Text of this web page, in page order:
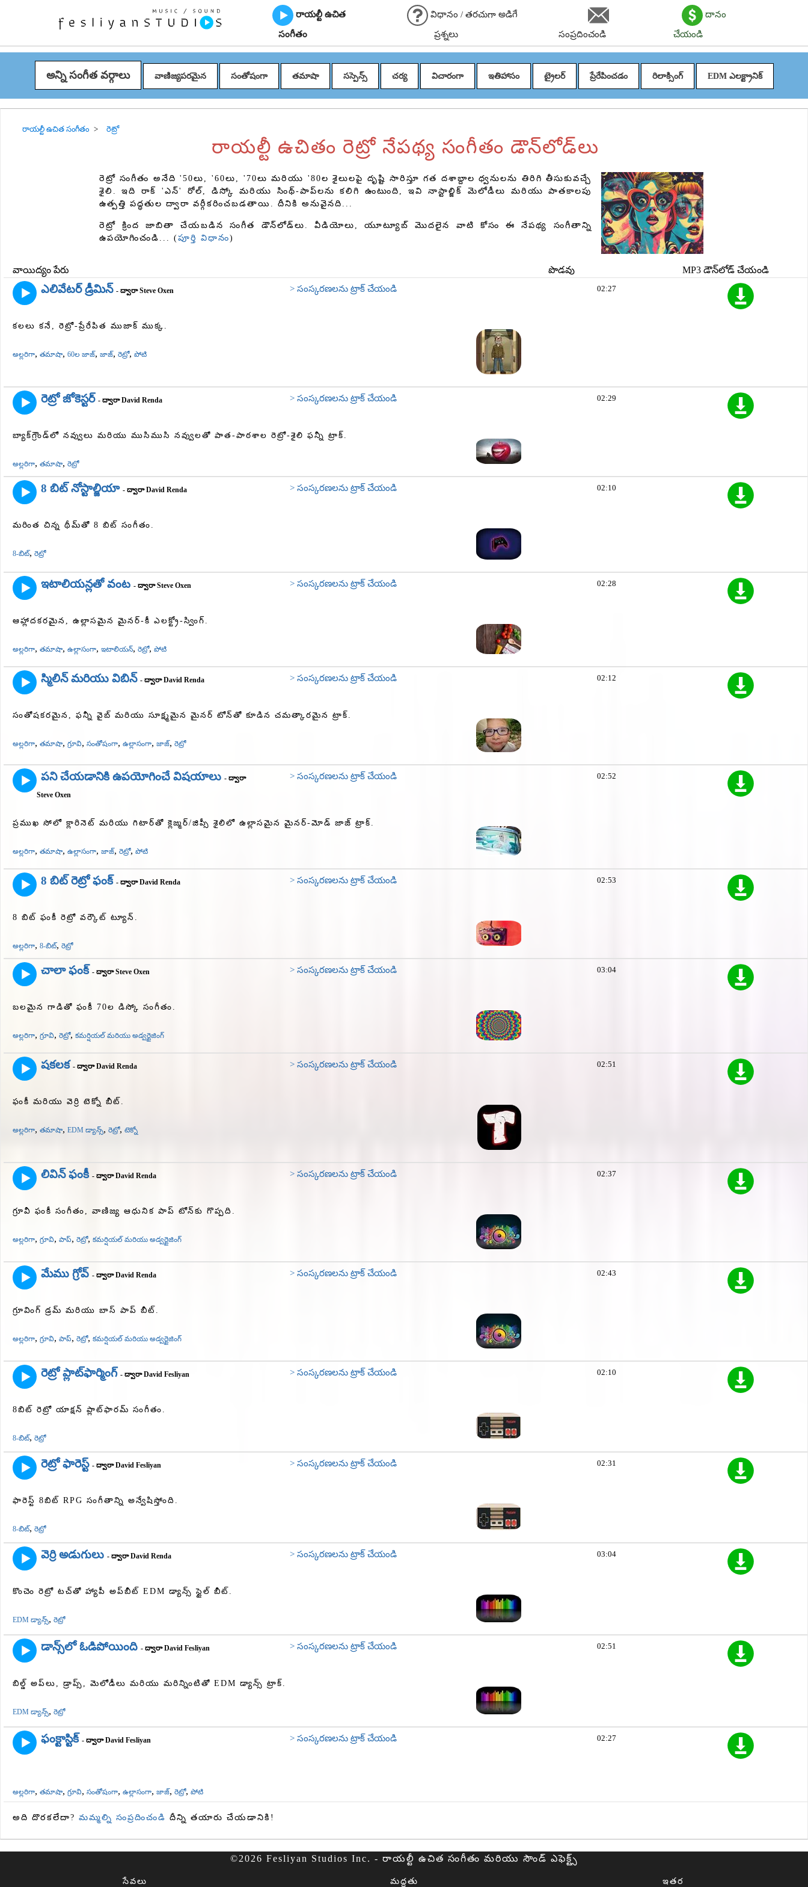
రాయల్టీ ఉచిత
సంగీతం
విధానం / తరచుగా అడిగే
ప్రశ్నలు సంప్రదించండి
దానం
చేయండి
అన్ని సంగీత వర్గాలు వాణిజ్యపరమైన సంతోషంగా తమాషా సస్పెన్స్ చర్య విచారంగా ఇతిహాసం ట్రైలర్ ప్రేరేపించడం రిలాక్సింగ్ EDM ఎలక్ట్రానిక్
రాయల్టీ ఉచిత సంగీతం రెట్రో
రాయల్టీ ఉచితం రెట్రో నేపథ్య సంగీతం డౌన్‌లోడ్‌లు
రెట్రో సంగీతం అనేది '50లు, '60లు, '70లు మరియు '80ల శైలులపై దృష్టి సారిస్తూ గత దశాబ్దాల ధ్వనులను తిరిగి తీసుకువచ్చే
శైలి. ఇది రాక్ 'ఎన్' రోల్, డిస్కో మరియు సింథ్-పాప్‌లను కలిగి ఉంటుంది, ఇవి నాస్టాల్జిక్ మెలోడీలు మరియు పాతకాలపు
ఉత్పత్తి పద్ధతుల ద్వారా వర్గీకరించబడతాయి. దీనికి అనువైనది...
రెట్రో క్రింద జాబితా చేయబడిన సంగీత డౌన్‌లోడ్‌లు. వీడియోలు, యూట్యూబ్ మొదలైన వాటి కోసం ఈ నేపథ్య సంగీతాన్ని
ఉపయోగించండి... (పూర్తి విధానం)
వాయిద్యం పేరు పొడవు MP3 డౌన్‌లోడ్ చేయండి
ఎలివేటర్ డ్రీమిన్ - ద్వారా Steve Oxen > సంస్కరణలను ట్రాక్ చేయండి
కలలు కనే, రెట్రో-ప్రేరేపిత ముజాక్ ముక్క.
అల్లరిగా, తమాషా, 60ల జాజ్, జాజ్, రెట్రో, పోటి
02:27
రెట్రో జోకెస్టర్ - ద్వారా David Renda > సంస్కరణలను ట్రాక్ చేయండి
బ్యాక్‌గ్రౌండ్‌లో నవ్వులు మరియు ముసిముసి నవ్వులతో పాత-పాఠశాల రెట్రో-శైలి ఫన్నీ ట్రాక్.
అల్లరిగా, తమాషా, రెట్రో
02:29
8 బిట్ నోస్టాల్జియా - ద్వారా David Renda > సంస్కరణలను ట్రాక్ చేయండి
మరింత చిన్న థీమ్‌తో 8 బిట్ సంగీతం.
8-బిట్, రెట్రో
02:10
ఇటాలియన్లతో వంట - ద్వారా Steve Oxen > సంస్కరణలను ట్రాక్ చేయండి
ఆహ్లాదకరమైన, ఉల్లాసమైన మైనర్-కీ ఎలక్ట్రో-స్వింగ్.
అల్లరిగా, తమాషా, ఉల్లాసంగా, ఇటాలియన్, రెట్రో, పోటి
02:28
స్మిలిన్ మరియు విబిన్ - ద్వారా David Renda > సంస్కరణలను ట్రాక్ చేయండి
సంతోషకరమైన, ఫన్నీ వైబ్ మరియు సూక్ష్మమైన మైనర్ టోన్‌తో కూడిన చమత్కారమైన ట్రాక్.
అల్లరిగా, తమాషా, గ్రూవి, సంతోషంగా, ఉల్లాసంగా, జాజ్, రెట్రో
02:12
పని చేయడానికి ఉపయోగించే విషయాలు - ద్వారా
Steve Oxen
> సంస్కరణలను ట్రాక్ చేయండి
ప్రముఖ సోలో క్లారినెట్ మరియు గిటార్‌తో క్లెజ్మర్/జిప్సీ శైలిలో ఉల్లాసమైన మైనర్-మోడ్ జాజ్ ట్రాక్.
అల్లరిగా, తమాషా, ఉల్లాసంగా, జాజ్, రెట్రో, పోటి
02:52
8 బిట్ రెట్రో ఫంక్ - ద్వారా David Renda > సంస్కరణలను ట్రాక్ చేయండి
8 బిట్ ఫంకీ రెట్రో వర్కౌట్ ట్యూన్.
అల్లరిగా, 8-బిట్, రెట్రో
02:53
చాలా ఫంక్ - ద్వారా Steve Oxen > సంస్కరణలను ట్రాక్ చేయండి
బలమైన గాడితో ఫంకీ 70ల డిస్కో సంగీతం.
అల్లరిగా, గ్రూవి, రెట్రో, కమర్షియల్ మరియు అడ్వర్టైజింగ్
03:04
షకలక - ద్వారా David Renda > సంస్కరణలను ట్రాక్ చేయండి
ఫంకీ మరియు వెర్రి టెక్నో బీట్.
అల్లరిగా, తమాషా, EDM డ్యాన్స్, రెట్రో, టెక్నో
02:51
లివిన్ ఫంకీ - ద్వారా David Renda > సంస్కరణలను ట్రాక్ చేయండి
గ్రూవీ ఫంకీ సంగీతం, వాణిజ్య ఆధునిక పాప్ టోన్‌కు గొప్పది.
అల్లరిగా, గ్రూవి, పాప్, రెట్రో, కమర్షియల్ మరియు అడ్వర్టైజింగ్
02:37
మేము గ్రోవ్ - ద్వారా David Renda > సంస్కరణలను ట్రాక్ చేయండి
గ్రూవింగ్ డ్రమ్ మరియు బాస్ పాప్ బీట్.
అల్లరిగా, గ్రూవి, పాప్, రెట్రో, కమర్షియల్ మరియు అడ్వర్టైజింగ్
02:43
రెట్రో ప్లాట్‌ఫార్మింగ్ - ద్వారా David Fesliyan > సంస్కరణలను ట్రాక్ చేయండి
8బిట్ రెట్రో యాక్షన్ ప్లాట్‌ఫారమ్ సంగీతం.
8-బిట్, రెట్రో
02:10
రెట్రో ఫారెస్ట్ - ద్వారా David Fesliyan > సంస్కరణలను ట్రాక్ చేయండి
ఫారెస్ట్ 8బిట్ RPG సంగీతాన్ని అన్వేషిస్తోంది.
8-బిట్, రెట్రో
02:31
వెర్రి అడుగులు - ద్వారా David Renda > సంస్కరణలను ట్రాక్ చేయండి
కొంచెం రెట్రో టచ్‌తో హ్యాపీ అప్‌బీట్ EDM డ్యాన్స్ స్టైల్ బీట్.
EDM డ్యాన్స్, రెట్రో
03:04
డాన్స్‌లో ఓడిపోయింది - ద్వారా David Fesliyan > సంస్కరణలను ట్రాక్ చేయండి
బిల్డ్ అప్‌లు, డ్రాప్స్, మెలోడీలు మరియు మరిన్నింటితో EDM డ్యాన్స్ ట్రాక్.
EDM డ్యాన్స్, రెట్రో
02:51
ఫంక్టాస్టిక్ - ద్వారా David Fesliyan > సంస్కరణలను ట్రాక్ చేయండి
అల్లరిగా, తమాషా, గ్రూవి, సంతోషంగా, ఉల్లాసంగా, జాజ్, రెట్రో, పోటి
02:27
అది దొరకలేదా? మమ్మల్ని సంప్రదించండి దీన్ని తయారు చేయడానికి!
©2026 Fesliyan Studios Inc. - రాయల్టీ ఉచిత సంగీతం మరియు సౌండ్ ఎఫెక్ట్స్
సేవలు మద్దతు ఇతర